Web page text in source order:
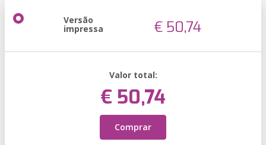
Versão
impressa € 50,74
Valor total:
€ 50,74
Comprar